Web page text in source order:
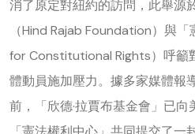
消了原定對紐約的訪問，此舉源
（Hind Rajab Foundation）與
for Constitutional Rights）呼籲
體動員施加壓力。據多家媒體報
前，「欣德·拉賈布基金會」已